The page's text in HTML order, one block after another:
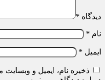
دیدگاه *
نام *
ایمیل *
ذخیره نام، ایمیل و